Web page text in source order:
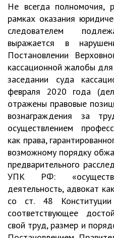
Не всегда полномочия,
рамках оказания
следователем
выражается в
Постановлении
кассационной жалобы
заседании суда
февраля 2020 года
отражены правовые
вознаграждения за
осуществлением
как права,
возможному порядку
предварительного
УПК РФ:
деятельность, адвокат
со ст. 48
соответствующее
свой труд, размер и